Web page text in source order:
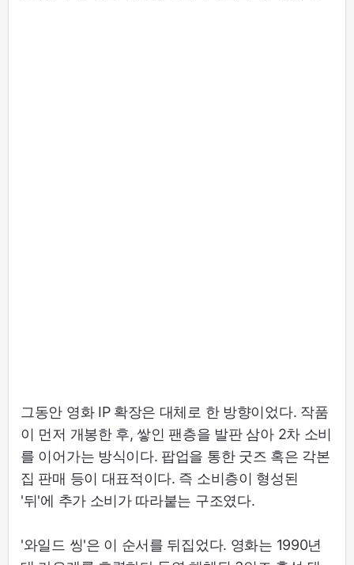
그동안 영화 IP 확장은 대체로 한 방향이었다. 작품
이 먼저 개봉한 후, 쌓인 팬층을 발판 삼아 2차 소비
를 이어가는 방식이다. 팝업을 통한 굿즈 혹은 각본
집 판매 등이 대표적이다. 즉 소비층이 형성된
'뒤'에 추가 소비가 따라붙는 구조였다.
'와일드 씽'은 이 순서를 뒤집었다. 영화는 1990년